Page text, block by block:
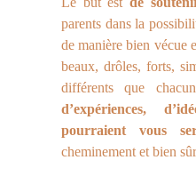
parents dans la
de manière bien vécue
beaux, drôles, forts,
différents que
d’expériences,
pourraient vous
cheminement et bien